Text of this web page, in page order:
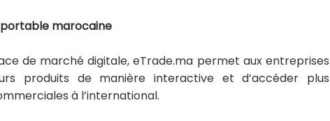
marocaine
de marché digitale, eTrade.ma permet aux entreprises
produits de manière interactive et d’accéder plus
à l’international.